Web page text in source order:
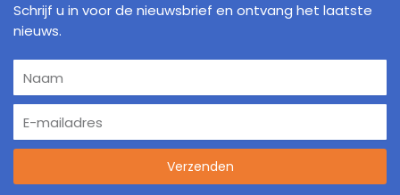
Schrijf u in voor de nieuwsbrief en ontvang het laatste
nieuws.
Verzenden